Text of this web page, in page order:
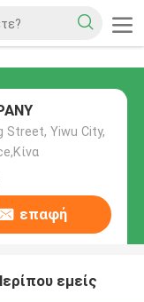
Street, Yiwu City,
επαφή
εμείς